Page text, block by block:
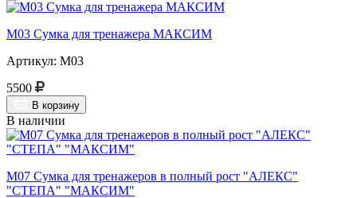
М03 Сумка для тренажера МАКСИМ
Артикул: М03
5500
В корзину
В наличии
М07 Сумка для тренажеров в полный рост "АЛЕКС"
"СТЕПА" "МАКСИМ"